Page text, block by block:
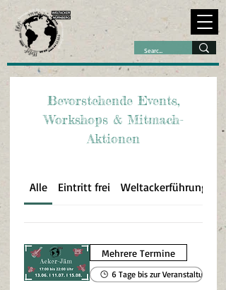
Bevorstehende Events,
Workshops & Mitmach-
Aktionen
Alle Eintritt frei Weltackerführung
Mehrere Termine
6 Tage bis zur Veranstaltung